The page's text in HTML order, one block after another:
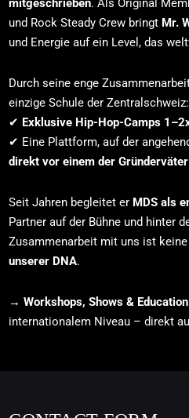
mitgeschrieben. Als Original
und Rock Steady Crew bringt Mr.
und Energie auf ein Level, das
Durch seine enge
einzige Schule der Zentralschweiz:
✔ Exklusive Hip-Hop-Camps
✔ Eine Plattform, auf der
direkt vor einem der Gründerväter
Seit Jahren begleitet er MDS als
Partner auf der Bühne und hinter
Zusammenarbeit mit uns ist
unserer DNA.
→Workshops, Shows & Education
internationalem Niveau – direkt